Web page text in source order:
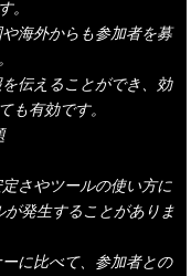
。
海外からも参加者を募
伝えることができ、効
も有効です。
さやツールの使い方に
発生することがありま
に比べて、参加者との